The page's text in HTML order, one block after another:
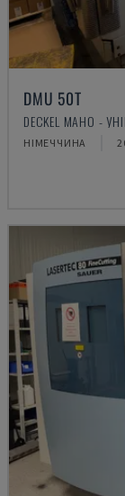
DMU 50T
DECKEL MAHO -
НІМЕЧЧИНА